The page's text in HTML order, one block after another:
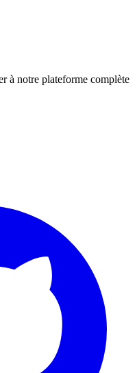
à notre plateforme complète